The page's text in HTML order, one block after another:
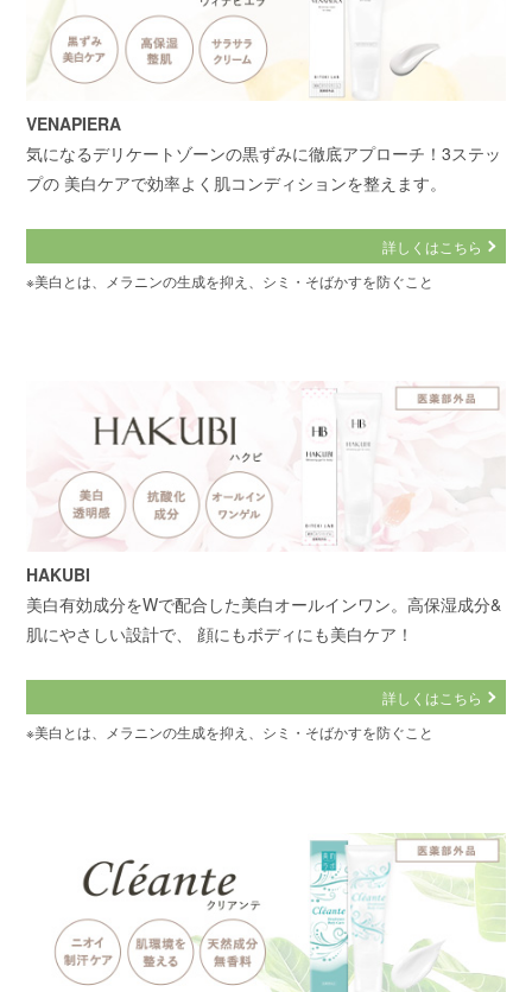
VENAPIERA
気になるデリケートゾーンの黒ずみに徹底アプローチ！3ステッ
プの 美白ケアで効率よく肌コンディションを整えます。
詳しくはこちら
※美白とは、メラニンの生成を抑え、シミ・そばかすを防ぐこと
HAKUBI
美白有効成分をWで配合した美白オールインワン。高保湿成分&
肌にやさしい設計で、 顔にもボディにも美白ケア！
詳しくはこちら
※美白とは、メラニンの生成を抑え、シミ・そばかすを防ぐこと